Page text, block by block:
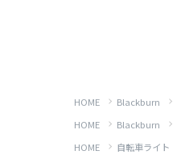
HOME Blackburn
HOME Blackburn
HOME 自転車ライト